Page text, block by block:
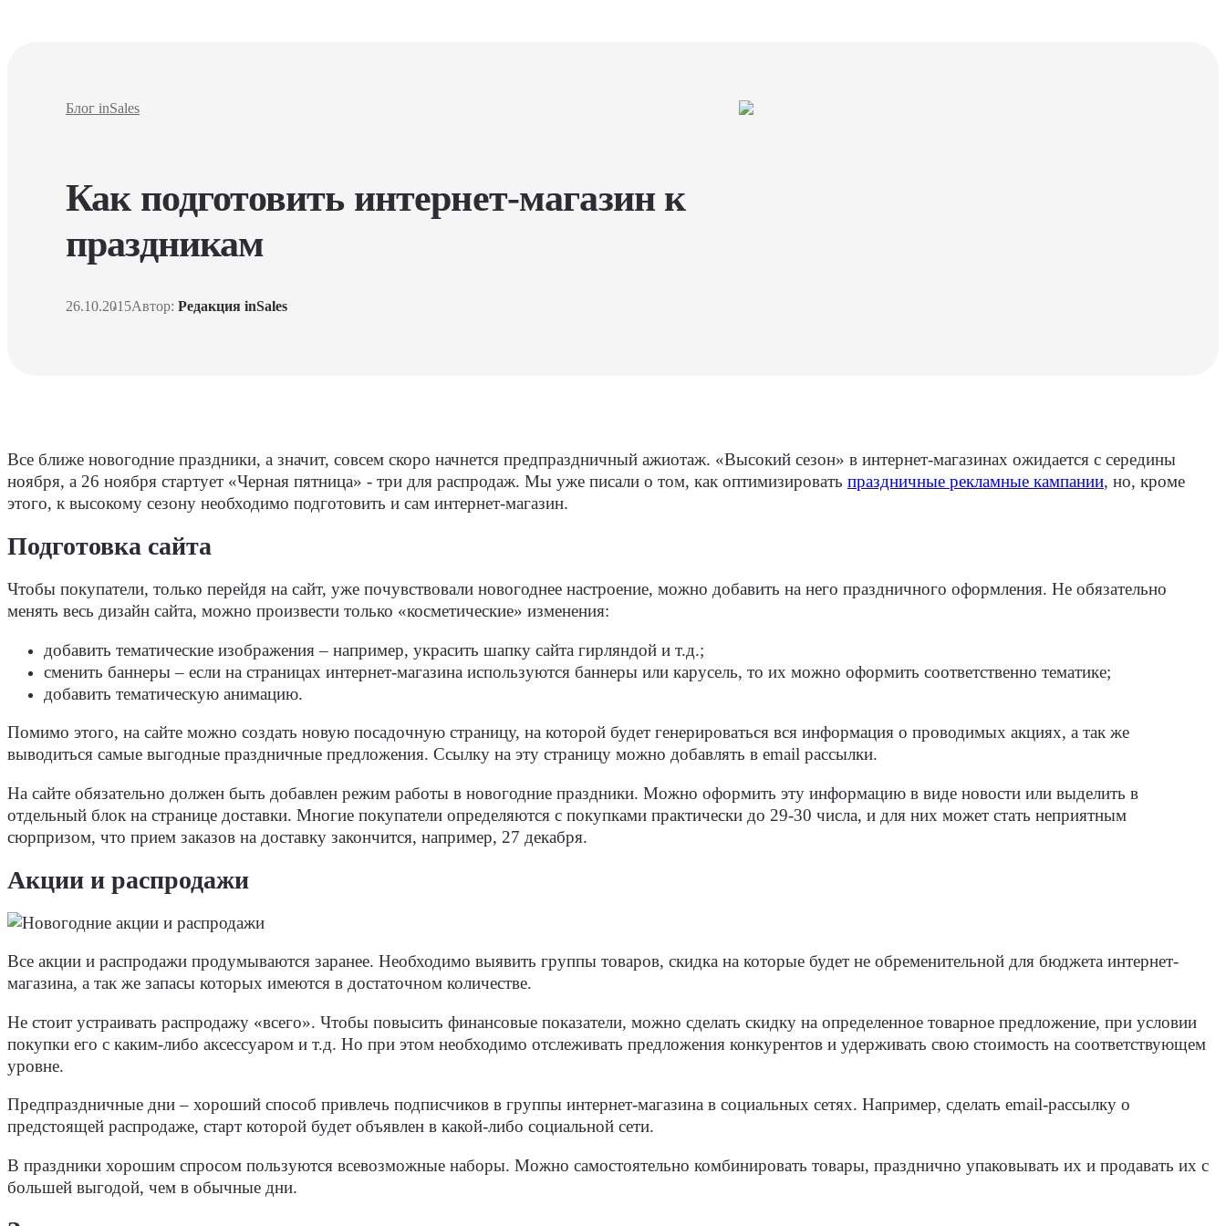
Блог inSales
Как подготовить интернет-магазин к
праздникам
26.10.2015Автор: Редакция inSales
Все ближе новогодние праздники, а значит, совсем скоро начнется предпраздничный ажиотаж. «Высокий сезон» в интернет-магазинах ожидается с середины
ноября, а 26 ноября стартует «Черная пятница» - три для распродаж. Мы уже писали о том, как оптимизировать праздничные рекламные кампании, но, кроме
этого, к высокому сезону необходимо подготовить и сам интернет-магазин.
Подготовка сайта
Чтобы покупатели, только перейдя на сайт, уже почувствовали новогоднее настроение, можно добавить на него праздничного оформления. Не обязательно
менять весь дизайн сайта, можно произвести только «косметические» изменения:
добавить тематические изображения – например, украсить шапку сайта гирляндой и т.д.;
сменить баннеры – если на страницах интернет-магазина используются баннеры или карусель, то их можно оформить соответственно тематике;
добавить тематическую анимацию.
Помимо этого, на сайте можно создать новую посадочную страницу, на которой будет генерироваться вся информация о проводимых акциях, а так же
выводиться самые выгодные праздничные предложения. Ссылку на эту страницу можно добавлять в email рассылки.
На сайте обязательно должен быть добавлен режим работы в новогодние праздники. Можно оформить эту информацию в виде новости или выделить в
отдельный блок на странице доставки. Многие покупатели определяются с покупками практически до 29-30 числа, и для них может стать неприятным
сюрпризом, что прием заказов на доставку закончится, например, 27 декабря.
Акции и распродажи
Все акции и распродажи продумываются заранее. Необходимо выявить группы товаров, скидка на которые будет не обременительной для бюджета интернет-
магазина, а так же запасы которых имеются в достаточном количестве.
Не стоит устраивать распродажу «всего». Чтобы повысить финансовые показатели, можно сделать скидку на определенное товарное предложение, при условии
покупки его с каким-либо аксессуаром и т.д. Но при этом необходимо отслеживать предложения конкурентов и удерживать свою стоимость на соответствующем
уровне.
Предпраздничные дни – хороший способ привлечь подписчиков в группы интернет-магазина в социальных сетях. Например, сделать email-рассылку о
предстоящей распродаже, старт которой будет объявлен в какой-либо социальной сети.
В праздники хорошим спросом пользуются всевозможные наборы. Можно самостоятельно комбинировать товары, празднично упаковывать их и продавать их с
большей выгодой, чем в обычные дни.